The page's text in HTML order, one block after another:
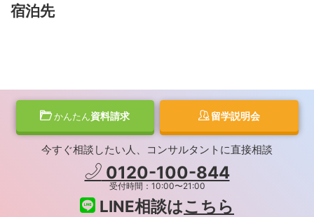
宿泊先
かんたん資料請求 留学説明会
今すぐ相談したい人、コンサルタントに直接相談
0120-100-844
受付時間：10:00〜21:00
LINE相談はこちら